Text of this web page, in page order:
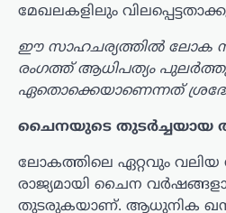
മേഖലകളിലും
ഈ സാഹചര്യത്തിൽ ലോക
രംഗത്ത് ആധിപത്യം
ഏതൊക്കെയാണെന്നത്
ചൈനയുടെ തുടർച്ചയായ
ലോകത്തിലെ ഏറ്റവും വലിയ
രാജ്യമായി ചൈന
തുടരുകയാണ്. ആധുനിക